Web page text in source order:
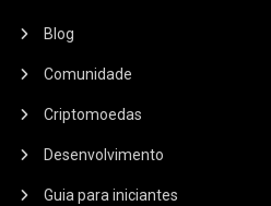
Blog
Comunidade
Criptomoedas
Desenvolvimento
Guia para iniciantes